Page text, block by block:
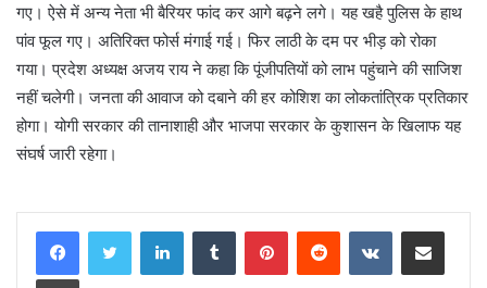
गए। ऐसे में अन्य नेता भी बैरियर फांद कर आगे बढ़ने लगे। यह खहै पुलिस के हाथ
पांव फूल गए। अतिरिक्त फोर्स मंगाई गई। फिर लाठी के दम पर भीड़ को रोका
गया। प्रदेश अध्यक्ष अजय राय ने कहा कि पूंजीपतियों को लाभ पहुंचाने की साजिश
नहीं चलेगी। जनता की आवाज को दबाने की हर कोशिश का लोकतांत्रिक प्रतिकार
होगा। योगी सरकार की तानाशाही और भाजपा सरकार के कुशासन के खिलाफ यह
संघर्ष जारी रहेगा।
LinkedInTumblr PinterestReddit VKontakteShare via Email
Print